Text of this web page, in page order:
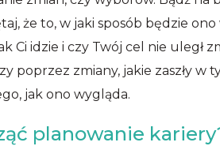
że to, w jaki sposób będzie
Ci idzie i czy Twój cel nie uległ
poprzez zmiany, jakie zaszły w
jak ono wygląda.
planowanie